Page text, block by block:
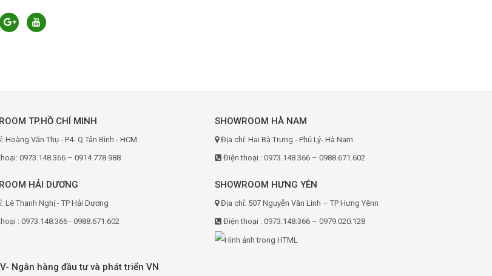
TP.HỒ CHÍ MINH
Hoàng Văn Thụ - P4- Q.Tân Bình - HCM
0973.148.366 – 0914.778.988
SHOWROOM HÀ NAM
Địa chỉ: Hai Bà Trưng - Phủ Lý- Hà Nam
Điện thoại : 0973.148.366 – 0988.671.602
HẢI DƯƠNG
Lê Thanh Nghị - TP Hải Dương
: 0973.148.366 - 0988.671.602
SHOWROOM HƯNG YÊN
Địa chỉ: 507 Nguyễn Văn Linh – TP Hưng Yênn
Điện thoại : 0973.148.366 – 0979.020.128
Ngân hàng đầu tư và phát triển VN